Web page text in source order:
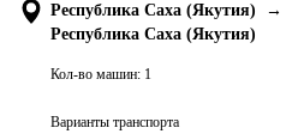
Республика Саха (Якутия)
→
Республика Саха (Якутия)
Кол-во машин: 1
Варианты транспорта